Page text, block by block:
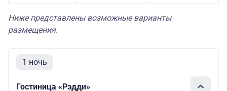
Ниже представлены возможные варианты
размещения.
1 ночь
Гостиница «Рэдди»